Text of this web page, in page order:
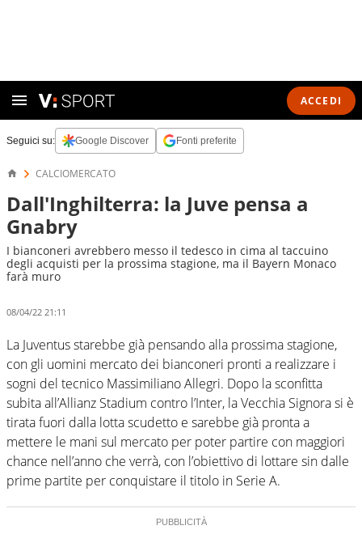
ACCEDI
Seguici su: Google Discover Fonti preferite
CALCIOMERCATO
Dall'Inghilterra: la Juve pensa a
Gnabry
I bianconeri avrebbero messo il tedesco in cima al taccuino
degli acquisti per la prossima stagione, ma il Bayern Monaco
farà muro
08/04/22 21:11
La Juventus starebbe già pensando alla prossima stagione,
con gli uomini mercato dei bianconeri pronti a realizzare i
sogni del tecnico Massimiliano Allegri. Dopo la sconfitta
subita all’Allianz Stadium contro l’Inter, la Vecchia Signora si è
tirata fuori dalla lotta scudetto e sarebbe già pronta a
mettere le mani sul mercato per poter partire con maggiori
chance nell’anno che verrà, con l’obiettivo di lottare sin dalle
prime partite per conquistare il titolo in Serie A.